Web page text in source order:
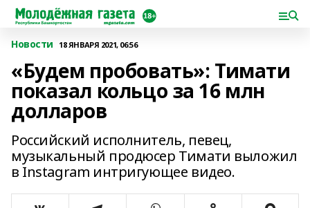
Новости 18 ЯНВАРЯ 2021, 06:56
«Будем пробовать»: Тимати
показал кольцо за 16 млн
долларов
Российский исполнитель, певец,
музыкальный продюсер Тимати выложил
в Instagram интригующее видео.